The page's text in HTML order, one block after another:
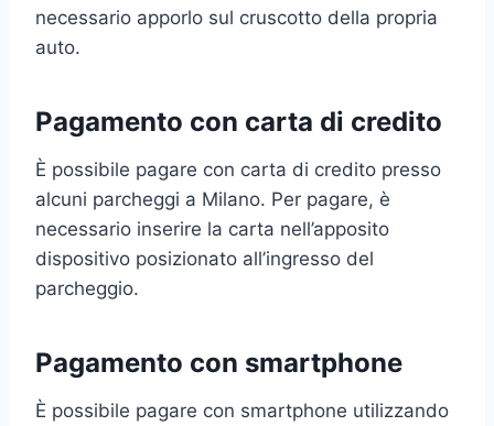
necessario apporlo sul cruscotto della propria
auto.
Pagamento con carta di credito
È possibile pagare con carta di credito presso
alcuni parcheggi a Milano. Per pagare, è
necessario inserire la carta nell’apposito
dispositivo posizionato all’ingresso del
parcheggio.
Pagamento con smartphone
È possibile pagare con smartphone utilizzando